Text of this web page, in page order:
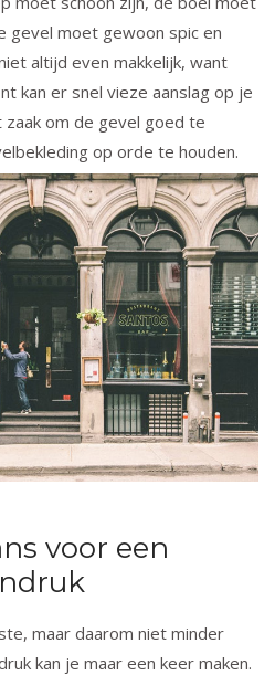
gevel moet gewoon spic en
altijd even makkelijk, want
kan er snel vieze aanslag op je
om de gevel goed te
op orde te houden.
voor een
maar daarom niet minder
kan je maar een keer maken.